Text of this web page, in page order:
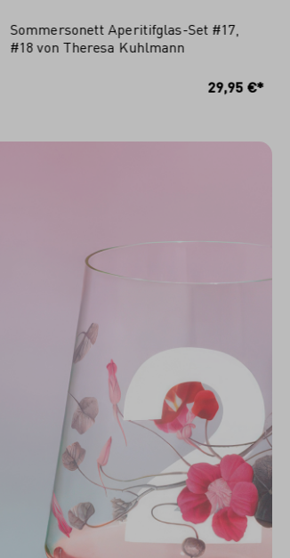
Sommersonett Aperitifglas-Set #17,
#18 von Theresa Kuhlmann
29,95 €*